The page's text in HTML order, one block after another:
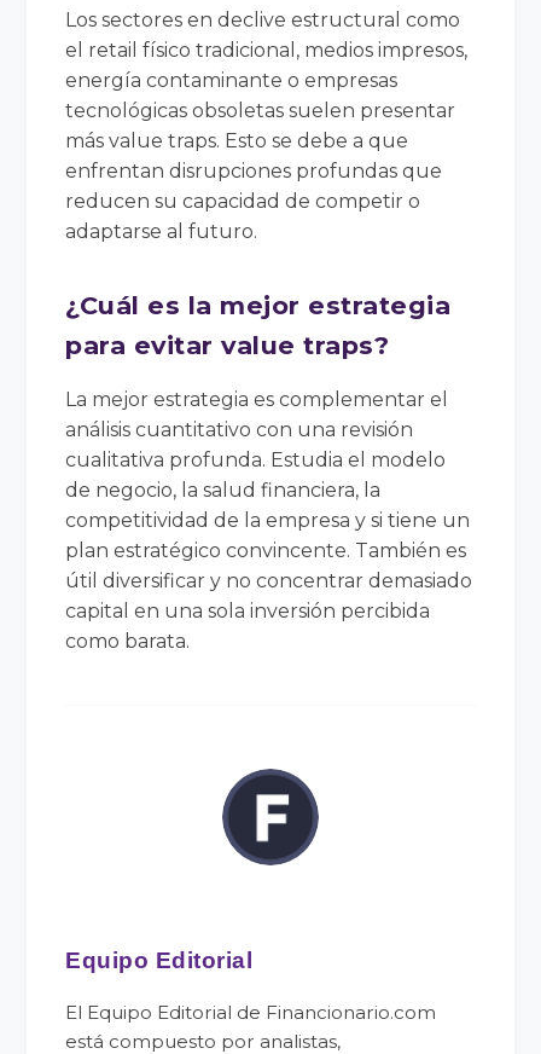
Los sectores en declive estructural como
el retail físico tradicional, medios impresos,
energía contaminante o empresas
tecnológicas obsoletas suelen presentar
más value traps. Esto se debe a que
enfrentan disrupciones profundas que
reducen su capacidad de competir o
adaptarse al futuro.
¿Cuál es la mejor estrategia
para evitar value traps?
La mejor estrategia es complementar el
análisis cuantitativo con una revisión
cualitativa profunda. Estudia el modelo
de negocio, la salud financiera, la
competitividad de la empresa y si tiene un
plan estratégico convincente. También es
útil diversificar y no concentrar demasiado
capital en una sola inversión percibida
como barata.
Equipo Editorial
El Equipo Editorial de Financionario.com
está compuesto por analistas,